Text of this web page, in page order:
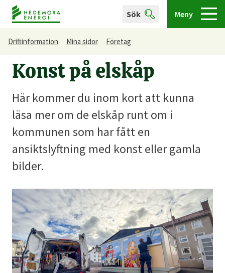
Sök Meny
Driftinformation Mina sidor Företag
Konst på elskåp
Här kommer du inom kort att kunna
läsa mer om de elskåp runt om i
kommunen som har fått en
ansiktslyftning med konst eller gamla
bilder.